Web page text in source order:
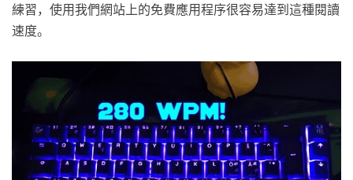
練習，使用我們網站上的免費應用程序很容易達到這種閱讀
速度。